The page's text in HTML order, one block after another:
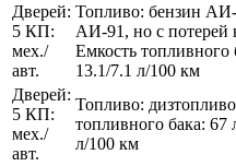
Дверей:
5 КП:
мех./
авт.
Топливо: бензин
АИ-91, но с
Емкость топливного
13.1/7.1 л/100 км
Дверей:
5 КП:
мех./
авт.
Топливо:
топливного бака: 67
л/100 км